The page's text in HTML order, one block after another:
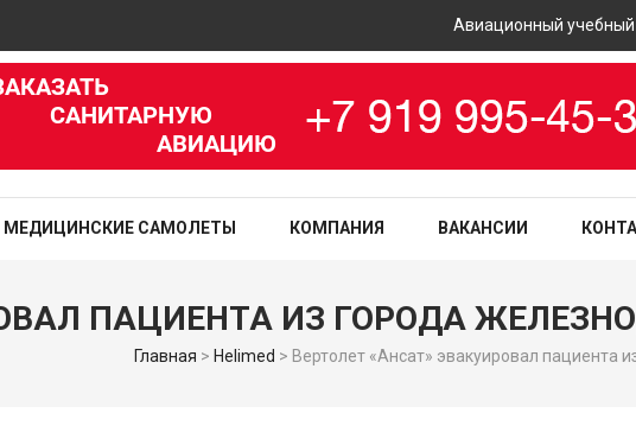
Авиационный учебный
МЕДИЦИНСКИЕ САМОЛЕТЫ КОМПАНИЯ ВАКАНСИИ
ПАЦИЕНТА ИЗ ГОРОДА
Главная > Helimed > Вертолет «Ансат» эвакуировал пациента